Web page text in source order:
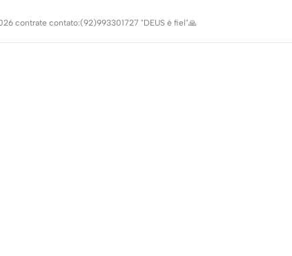
contrate contato:(92)993301727 "DEUS é fiel"🙏